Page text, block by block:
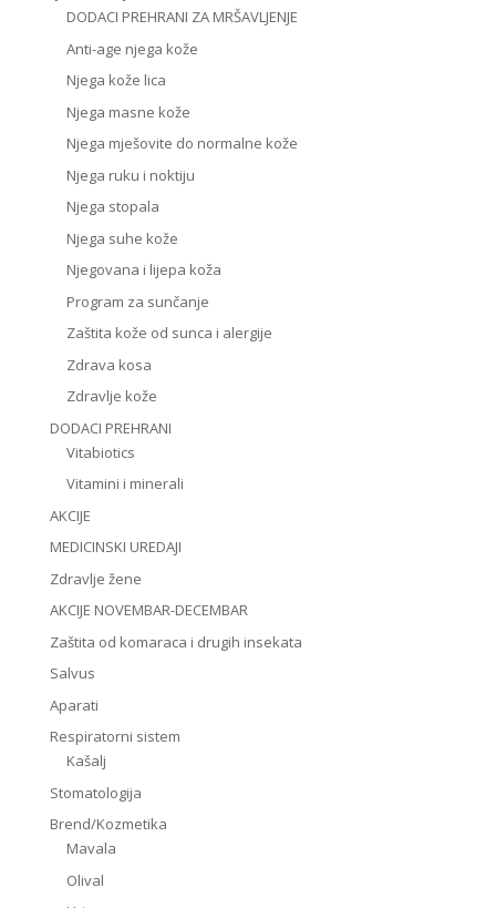
DODACI PREHRANI ZA MRŠAVLJENJE
Anti-age njega kože
Njega kože lica
Njega masne kože
Njega mješovite do normalne kože
Njega ruku i noktiju
Njega stopala
Njega suhe kože
Njegovana i lijepa koža
Program za sunčanje
Zaštita kože od sunca i alergije
Zdrava kosa
Zdravlje kože
DODACI PREHRANI
Vitabiotics
Vitamini i minerali
AKCIJE
MEDICINSKI UREDAJI
Zdravlje žene
AKCIJE NOVEMBAR-DECEMBAR
Zaštita od komaraca i drugih insekata
Salvus
Aparati
Respiratorni sistem
Kašalj
Stomatologija
Brend/Kozmetika
Mavala
Olival